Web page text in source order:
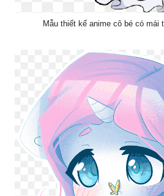
Mẫu thiết kế anime cô bé có mái